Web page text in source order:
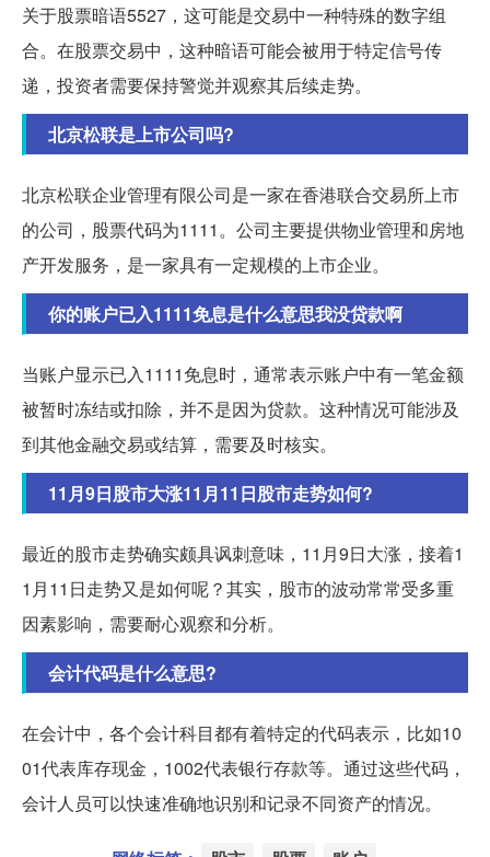
关于股票暗语5527，这可能是交易中一种特殊的数字组
合。在股票交易中，这种暗语可能会被用于特定信号传
递，投资者需要保持警觉并观察其后续走势。
北京松联是上市公司吗?
北京松联企业管理有限公司是一家在香港联合交易所上市
的公司，股票代码为1111。公司主要提供物业管理和房地
产开发服务，是一家具有一定规模的上市企业。
你的账户已入1111免息是什么意思我没贷款啊
当账户显示已入1111免息时，通常表示账户中有一笔金额
被暂时冻结或扣除，并不是因为贷款。这种情况可能涉及
到其他金融交易或结算，需要及时核实。
11月9日股市大涨11月11日股市走势如何?
最近的股市走势确实颇具讽刺意味，11月9日大涨，接着1
1月11日走势又是如何呢？其实，股市的波动常常受多重
因素影响，需要耐心观察和分析。
会计代码是什么意思?
在会计中，各个会计科目都有着特定的代码表示，比如10
01代表库存现金，1002代表银行存款等。通过这些代码，
会计人员可以快速准确地识别和记录不同资产的情况。